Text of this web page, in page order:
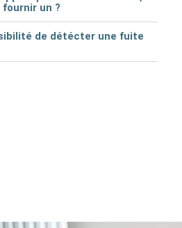
un ?
de détécter une fuite